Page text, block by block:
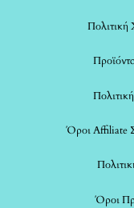
Όροι Affiliate
Όροι